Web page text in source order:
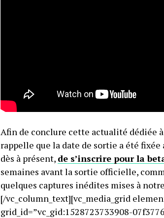
Afin de conclure cette actualité dédiée à
rappelle que la date de sortie a été fixée
dès à présent, de s’inscrire pour la
semaines avant la sortie officielle,
quelques captures inédites mises à
[/vc_column_text][vc_media_grid
grid_id=”vc_gid:1528723733908-